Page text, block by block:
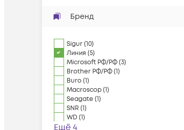
Бренд
Sigur(10)
Линия (5)
Microsoft РФ/РФ(3)
Brother РФ/РФ(1)
Buro(1)
Macroscop(1)
Seagate (1)
SNR (1)
WD(1)
Ещё 4